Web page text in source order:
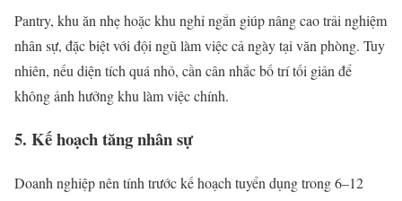
Pantry, khu ăn nhẹ hoặc khu nghỉ ngắn giúp nâng cao trải nghiệm
nhân sự, đặc biệt với đội ngũ làm việc cả ngày tại văn phòng. Tuy
nhiên, nếu diện tích quá nhỏ, cần cân nhắc bố trí tối giản để
không ảnh hưởng khu làm việc chính.
5. Kế hoạch tăng nhân sự
Doanh nghiệp nên tính trước kế hoạch tuyển dụng trong 6–12